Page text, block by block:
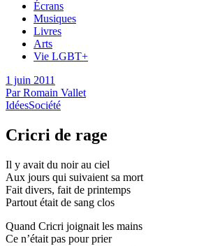
Écrans
Musiques
Livres
Arts
Vie LGBT+
1 juin 2011
ParRomain Vallet
IdéesSociété
Cricri de rage
Il y avait du noir au ciel
Aux jours qui suivaient sa mort
Fait divers, fait de printemps
Partout était de sang clos
Quand Cricri joignait les mains
Ce n’était pas pour prier